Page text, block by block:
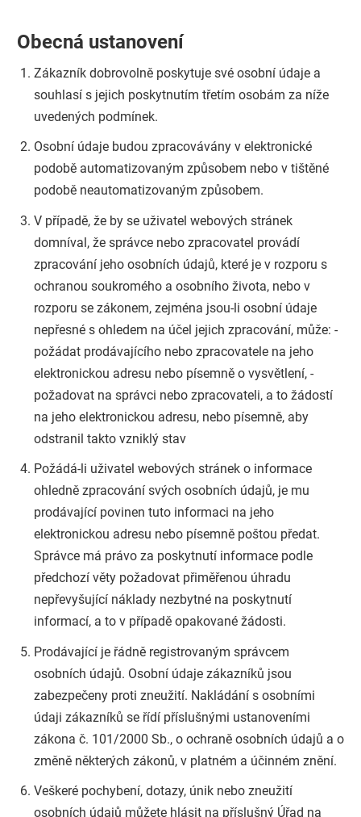
Obecná ustanovení
Zákazník dobrovolně poskytuje své osobní údaje a
souhlasí s jejich poskytnutím třetím osobám za níže
uvedených podmínek.
Osobní údaje budou zpracovávány v elektronické
podobě automatizovaným způsobem nebo v tištěné
podobě neautomatizovaným způsobem.
V případě, že by se uživatel webových stránek
domníval, že správce nebo zpracovatel provádí
zpracování jeho osobních údajů, které je v rozporu s
ochranou soukromého a osobního života, nebo v
rozporu se zákonem, zejména jsou-li osobní údaje
nepřesné s ohledem na účel jejich zpracování, může: -
požádat prodávajícího nebo zpracovatele na jeho
elektronickou adresu nebo písemně o vysvětlení, -
požadovat na správci nebo zpracovateli, a to žádostí
na jeho elektronickou adresu, nebo písemně, aby
odstranil takto vzniklý stav
Požádá-li uživatel webových stránek o informace
ohledně zpracování svých osobních údajů, je mu
prodávající povinen tuto informaci na jeho
elektronickou adresu nebo písemně poštou předat.
Správce má právo za poskytnutí informace podle
předchozí věty požadovat přiměřenou úhradu
nepřevyšující náklady nezbytné na poskytnutí
informací, a to v případě opakované žádosti.
Prodávající je řádně registrovaným správcem
osobních údajů. Osobní údaje zákazníků jsou
zabezpečeny proti zneužití. Nakládání s osobními
údaji zákazníků se řídí příslušnými ustanoveními
zákona č. 101/2000 Sb., o ochraně osobních údajů a o
změně některých zákonů, v platném a účinném znění.
Veškeré pochybení, dotazy, únik nebo zneužití
osobních údajů můžete hlásit na příslušný Úřad na